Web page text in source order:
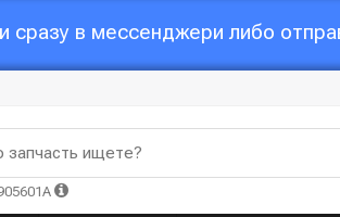
в мессенджери либо
запчасть ищете?